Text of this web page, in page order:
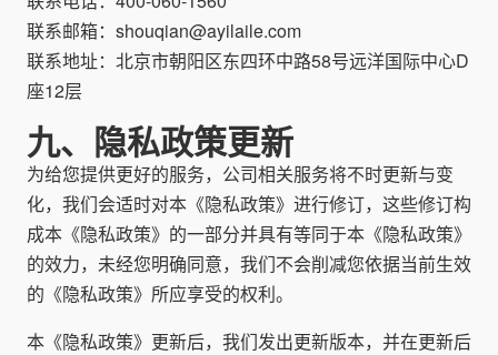
联系邮箱：shouqian@ayilaile.com
联系地址：北京市朝阳区东四环中路58号远洋国际中心D
座12层
九、隐私政策更新
为给您提供更好的服务，公司相关服务将不时更新与变
化，我们会适时对本《隐私政策》进行修订，这些修订构
成本《隐私政策》的一部分并具有等同于本《隐私政策》
的效力，未经您明确同意，我们不会削减您依据当前生效
的《隐私政策》所应享受的权利。
本《隐私政策》更新后，我们发出更新版本，并在更新后